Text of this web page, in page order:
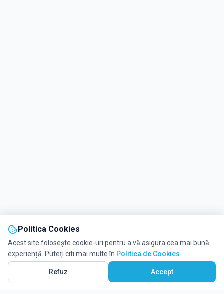
Politica Cookies
Acest site folosește cookie-uri pentru a vă asigura cea mai bună
experiență. Puteți citi mai multe în Politica de Cookies
Refuz Accept